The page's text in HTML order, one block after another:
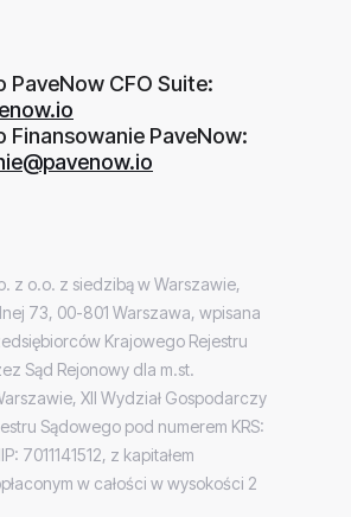
PaveNow CFO Suite:
Finansowanie PaveNow:
z o.o. z siedzibą w Warszawie,
73, 00-801 Warszawa, wpisana
Krajowego Rejestru
Sąd Rejonowy dla m.st.
XII Wydział Gospodarczy
Sądowego pod numerem KRS:
7011141512, z kapitałem
w całości w wysokości 2